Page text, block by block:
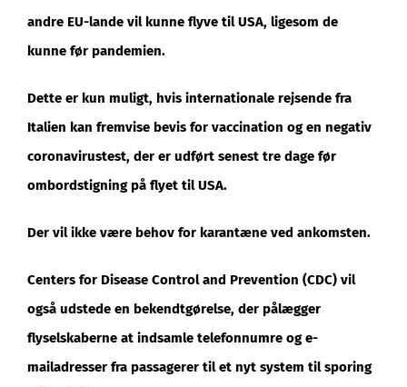
andre EU-lande vil kunne flyve til USA, ligesom de
kunne før pandemien.
Dette er kun muligt, hvis internationale rejsende fra
Italien kan fremvise bevis for vaccination og en negativ
coronavirustest, der er udført senest tre dage før
ombordstigning på flyet til USA.
Der vil ikke være behov for karantæne ved ankomsten.
Centers for Disease Control and Prevention (CDC) vil
også udstede en bekendtgørelse, der pålægger
flyselskaberne at indsamle telefonnumre og e-
mailadresser fra passagerer til et nyt system til sporing